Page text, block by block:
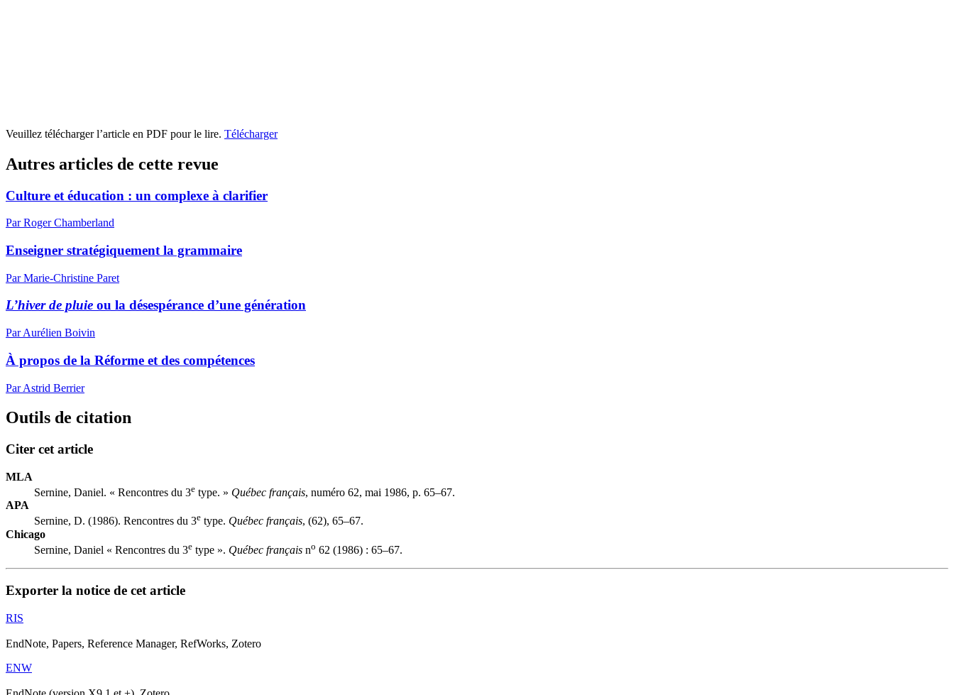
Veuillez télécharger l’article en PDF pour le lire. Télécharger
Autres articles de cette revue
Culture et éducation : un complexe à clarifier
Par Roger Chamberland
Enseigner stratégiquement la grammaire
Par Marie-Christine Paret
L’hiver de pluie ou la désespérance d’une génération
Par Aurélien Boivin
À propos de la Réforme et des compétences
Par Astrid Berrier
Outils de citation
Citer cet article
MLA
Sernine, Daniel. « Rencontres du 3e type. » Québec français, numéro 62, mai 1986, p. 65–67.
APA
Sernine, D. (1986). Rencontres du 3e type. Québec français, (62), 65–67.
Chicago
Sernine, Daniel « Rencontres du 3e type ». Québec français no 62 (1986) : 65–67.
Exporter la notice de cet article
RIS
EndNote, Papers, Reference Manager, RefWorks, Zotero
ENW